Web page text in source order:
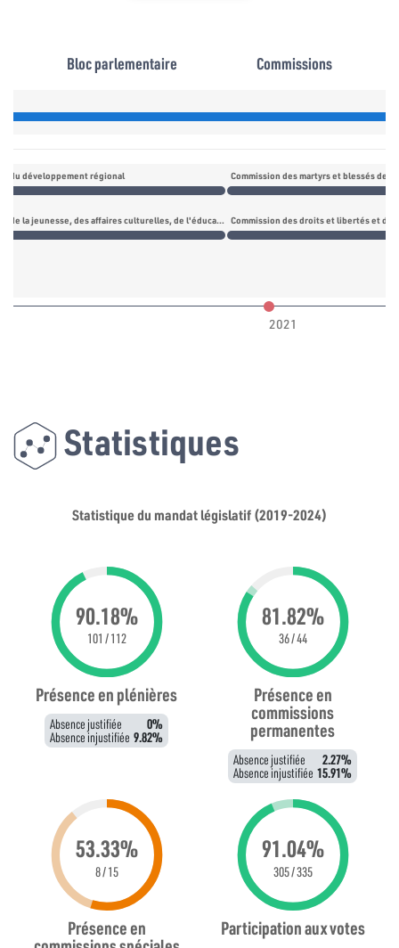
Bloc parlementaire Commissions
du développement régional Commission des martyrs et blessés de
Commission de la jeunesse, des affaires culturelles, de l'éducation et de la recherche scientifique Commission des droits et libertés et
2021
Statistiques
Statistique du mandat législatif (2019-2024)
90.18%
101 / 112
Présence en plénières
Absence justifiée 0%
Absence injustifiée 9.82%
81.82%
36 / 44
Présence en
commissions
permanentes
Absence justifiée 2.27%
Absence injustifiée 15.91%
53.33%
8 / 15
Présence en
91.04%
305 / 335
Participation aux votes